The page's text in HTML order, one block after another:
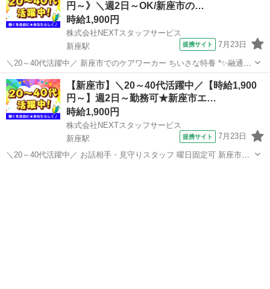
円～》＼週2日～OK/新座市の…
時給1,900円
株式会社NEXTスタッフサービス
新座駅
提携サイト 7月23日
＼20～40代活躍中／ 新座市でのケアワーカー ちいさな特養 *✨融通が
利くので働きやすい!主婦・主夫さん多数活躍中✨* ✅お仕事にブランク
のある方も積極採用中 ✅平日のみOK/日勤のみ/夜勤/曜日固定/残業な
しなど働き...
埼玉 新座市 新座駅
【新座市】＼20～40代活躍中／【時給1,900
円～】週2日～勤務可★新座市エ…
時給1,900円
株式会社NEXTスタッフサービス
新座駅
提携サイト 7月23日
＼20～40代活躍中／ お話相手・見守りスタッフ 曜日固定可 新座市の